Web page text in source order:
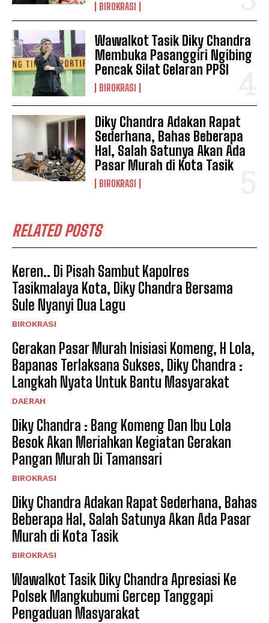
BIROKRASI
Wawalkot Tasik Diky Chandra
Membuka Pasanggiri Ngibing
Pencak Silat Gelaran PPSI
BIROKRASI
Diky Chandra Adakan Rapat
Sederhana, Bahas Beberapa
Hal, Salah Satunya Akan Ada
Pasar Murah di Kota Tasik
BIROKRASI
RELATED POSTS
Keren.. Di Pisah Sambut Kapolres
Tasikmalaya Kota, Diky Chandra Bersama
Sule Nyanyi Dua Lagu
BIROKRASI
Gerakan Pasar Murah Inisiasi Komeng, H Lola,
Bapanas Terlaksana Sukses, Diky Chandra :
Langkah Nyata Untuk Bantu Masyarakat
DAERAH
Diky Chandra : Bang Komeng Dan Ibu Lola
Besok Akan Meriahkan Kegiatan Gerakan
Pangan Murah Di Tamansari
BIROKRASI
Diky Chandra Adakan Rapat Sederhana, Bahas
Beberapa Hal, Salah Satunya Akan Ada Pasar
Murah di Kota Tasik
BIROKRASI
Wawalkot Tasik Diky Chandra Apresiasi Ke
Polsek Mangkubumi Gercep Tanggapi
Pengaduan Masyarakat